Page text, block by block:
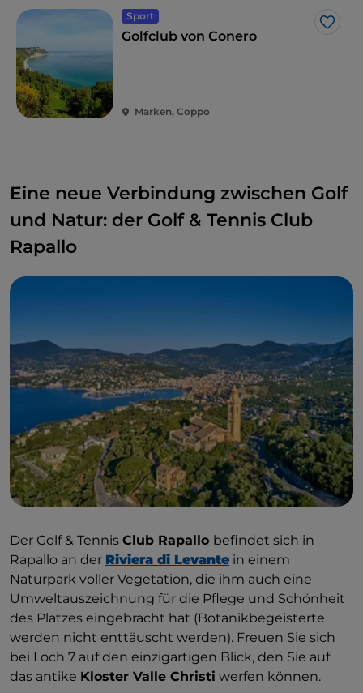
Adria gehören (wie Le Due Sorelle, La Vela oder der
Strand von Mezzavalle) und liegt in der Nähe von
Kunststädten und mittelalterlichen
Sirolo
Loreto,Osimo
Sport
Like
Golfclub von Conero
Marken, Coppo
Eine neue Verbindung zwischen Golf
und Natur: der Golf & Tennis Club
Rapallo
Der Golf & Tennis Club Rapallo befindet sich in
Rapallo an der Riviera di Levante in einem
Naturpark voller Vegetation, die ihm auch eine
Umweltauszeichnung für die Pflege und Schönheit
des Platzes eingebracht hat (Botanikbegeisterte
werden nicht enttäuscht werden). Freuen Sie sich
bei Loch 7 auf den einzigartigen Blick, den Sie auf
das antike Kloster Valle Christi werfen können.